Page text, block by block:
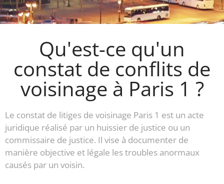
Qu'est-ce qu'un
constat de conflits de
voisinage à Paris 1 ?
Le constat de litiges de voisinage Paris 1 est un acte
juridique réalisé par un huissier de justice ou un
commissaire de justice. Il vise à documenter de
manière objective et légale les troubles anormaux
causés par un voisin.